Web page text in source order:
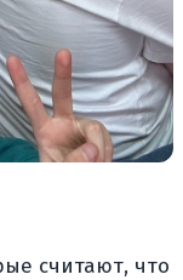
считают, что